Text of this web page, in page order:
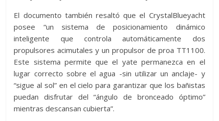
El documento también resaltó que el CrystalBlueyacht
posee “un sistema de posicionamiento dinámico
inteligente que controla automáticamente dos
propulsores acimutales y un propulsor de proa TT1100.
Este sistema permite que el yate permanezca en el
lugar correcto sobre el agua -sin utilizar un anclaje- y
“sigue al sol” en el cielo para garantizar que los bañistas
puedan disfrutar del “ángulo de bronceado óptimo”
mientras descansan cubierta”.